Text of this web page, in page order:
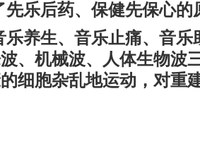
乐后药、保健先保心的
养生、音乐止痛、音乐
、机械波、人体生物波
细胞杂乱地运动，对重